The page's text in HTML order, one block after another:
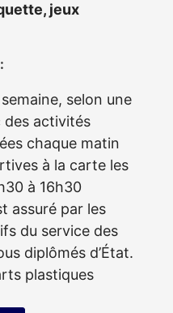
jeux
selon une
des activités
chaque matin
à la carte les
à 16h30
assuré par les
du service des
diplômés d’État.
plastiques